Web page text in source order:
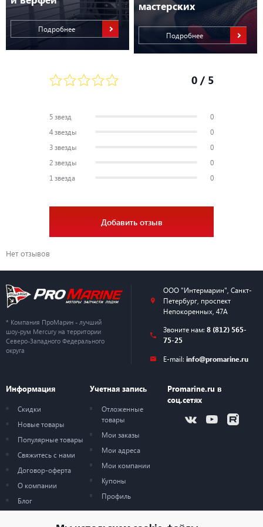
Подробнее
мастерских
Подробнее
Гребной винт двухлопастной
Длина вала, мм 137
Страна произ-ва 0 / 5
5 звезд
0
4 звезды
0
3 звезды
0
2 звезды
0
1 звезда
0
Добавить отзыв
Нет отзывов
* Компания ПроМарин - лучший
шоу-рум Mercury на территории
Северо-Западного Федерального
округа
ООО "Интермарин" Санкт-
Петербург, проспект
Непокоренных, 47А
Звоните нам: 8 (812) 565-
75-25
E-mail: info@promarine.ru
Информация
Скидки
Новые товары
Популярные товары
Свяжитесь с нами
Договор-оферта
О компании
Блог
Учетная запись
Отложенные
товары
Мои заказы
Мои адреса
Мои компании
Купоны
Профиль
Promarine.ru в
соц.сетях